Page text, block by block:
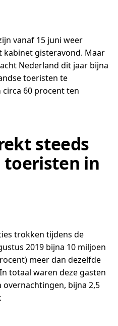
vanaf 15 juni weer
kabinet gisteravond. Maar
Nederland dit jaar bijna
toeristen te
60 procent ten
steeds
toeristen in
trokken tijdens de
2019 bijna 10 miljoen
meer dan dezelfde
totaal waren deze gasten
bijna 2,5